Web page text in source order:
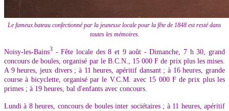
Le fameux bateau confectionné par la jeunesse locale pour la fête de 1848 est resté dans
toutes les mémoires.
Noisy-les-Bains3 - Fête locale des 8 et 9 août - Dimanche, 7 h 30, grand
concours de boules, organisé par le B.C.N., 15 000 F de prix plus les mises.
A 9 heures, jeux divers ; à 11 heures, apéritif dansant ; à 16 heures, grande
course à bicyclette, organisé par le V.C.M. avec 15 000 F de prix plus les
primes ; à 19 heures, bal d'enfants avec concours.
Lundi à 8 heures, concours de boules inter sociétaires ; à 11 heures, apéritif